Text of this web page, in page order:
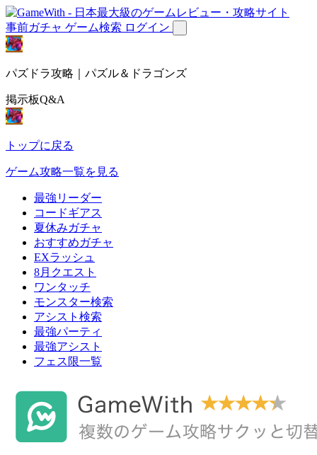
事前ガチャ ゲーム検索 ログイン
パズドラ攻略｜パズル＆ドラゴンズ
掲示板Q&A
トップに戻る
ゲーム攻略一覧を見る
最強リーダー
コードギアス
夏休みガチャ
おすすめガチャ
EXラッシュ
8月クエスト
ワンタッチ
モンスター検索
アシスト検索
最強パーティ
最強アシスト
フェス限一覧